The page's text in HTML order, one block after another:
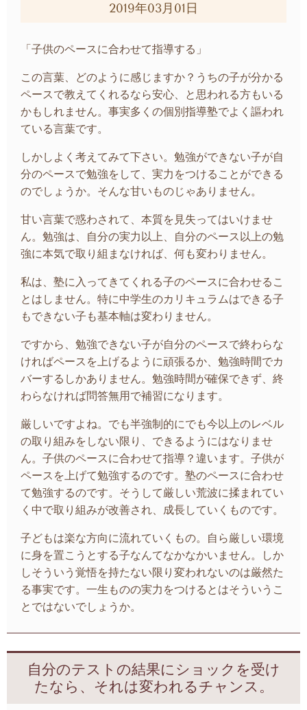
2019年03月01日
「子供のペースに合わせて指導する」
この言葉、どのように感じますか？うちの子が分かる
ペースで教えてくれるなら安心、と思われる方もいる
かもしれません。事実多くの個別指導塾でよく謳われ
ている言葉です。
しかしよく考えてみて下さい。勉強ができない子が自
分のペースで勉強をして、実力をつけることができる
のでしょうか。そんな甘いものじゃありません。
甘い言葉で惑わされて、本質を見失ってはいけませ
ん。 勉強は、自分の実力以上、自分のペース以上の勉
強に本気で取り組まなければ、何も変わりません。
私は、塾に入ってきてくれる子のペースに合わせるこ
とはしません。特に中学生のカリキュラムはできる子
もできない子も基本軸は変わりません。
ですから、勉強できない子が自分のペースで終わらな
ければペースを上げるように頑張るか、勉強時間でカ
バーするしかありません。勉強時間が確保できず、終
わらなければ問答無用で補習になります。
厳しいですよね。でも半強制的にでも今以上のレベル
の取り組みをしない限り、できるようにはなりませ
ん。子供のペースに合わせて指導？違います。子供が
ペースを上げて勉強するのです。塾のペースに合わせ
て勉強するのです。そうして厳しい荒波に揉まれてい
く中で取り組みが改善され、成長していくものです。
子どもは楽な方向に流れていくもの。自ら厳しい環境
に身を置こうとする子なんてなかなかいません。しか
しそういう覚悟を持たない限り変われないのは厳然た
る事実です。一生ものの実力をつけるとはそういうこ
とではないでしょうか。
自分のテストの結果にショックを受け
たなら、それは変われるチャンス。